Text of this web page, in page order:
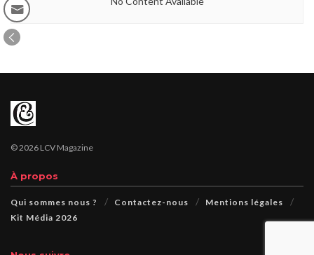
© 2026 LCV Magazine
À propos
Qui sommes nous ? Contactez-nous
Mentions légales
Kit Média 2026